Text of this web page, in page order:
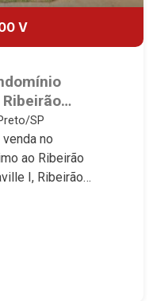
V
SP.
SP
no
ao Ribeirão
I, Ribeirão
selecionou
24hr - Alto padrão